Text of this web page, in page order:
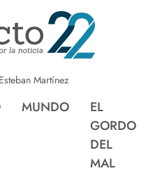
Martínez
MUNDO
EL
GORDO
DEL
MAL